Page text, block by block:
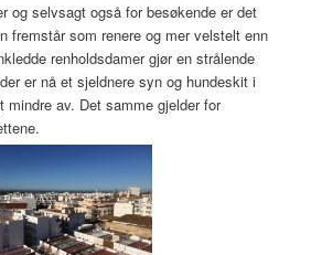
og selvsagt også for besøkende er det
fremstår som renere og mer velstelt enn
renholdsdamer gjør en strålende
er nå et sjeldnere syn og hundeskit i
mindre av. Det samme gjelder for